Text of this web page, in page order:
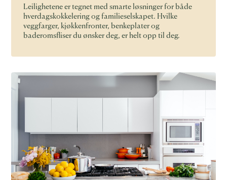
Leilighetene er tegnet med smarte løsninger for både
hverdagskokkelering og familieselskapet. Hvilke
veggfarger, kjøkkenfronter, benkeplater og
baderomsfliser du ønsker deg, er helt opp til deg.